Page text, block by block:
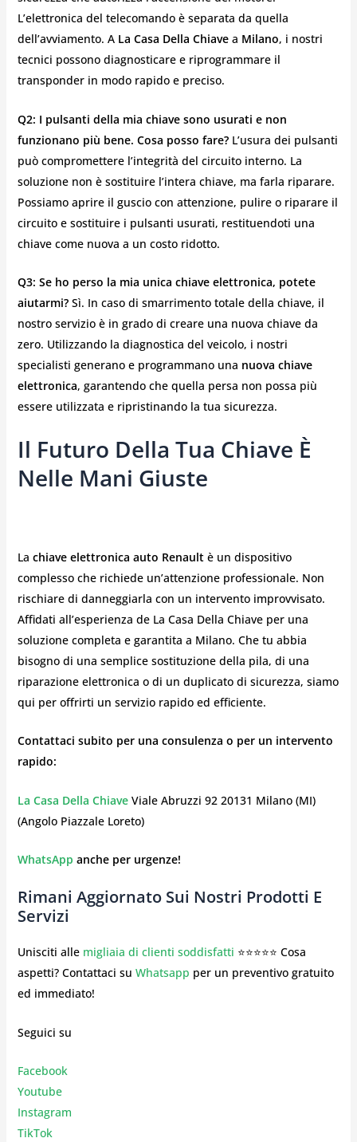
L’elettronica del telecomando è separata da quella
dell’avviamento. A La Casa Della Chiavea Milano, i nostri
tecnici possono diagnosticare e riprogrammare il
transponder in modo rapido e preciso.
Q2: I pulsanti della mia chiave sono usurati e non
funzionano più bene. Cosa posso fare?L’usura dei pulsanti
può compromettere l’integrità del circuito interno. La
soluzione non è sostituire l’intera chiave, ma farla riparare.
Possiamo aprire il guscio con attenzione, pulire o riparare il
circuito e sostituire i pulsanti usurati, restituendoti una
chiave come nuova a un costo ridotto.
Q3: Se ho perso la mia unica chiave elettronica, potete
aiutarmi?Sì. In caso di smarrimento totale della chiave, il
nostro servizio è in grado di creare una nuova chiave da
zero. Utilizzando la diagnostica del veicolo, i nostri
specialisti generano e programmano una nuova chiave
elettronica, garantendo che quella persa non possa più
essere utilizzata e ripristinando la tua sicurezza.
Il Futuro Della Tua Chiave È
Nelle Mani Giuste
La chiave elettronica auto Renaultè un dispositivo
complesso che richiede un’attenzione professionale. Non
rischiare di danneggiarla con un intervento improvvisato.
Affidati all’esperienza de La Casa Della Chiave per una
soluzione completa e garantita a Milano. Che tu abbia
bisogno di una semplice sostituzione della pila, di una
riparazione elettronica o di un duplicato di sicurezza, siamo
qui per offrirti un servizio rapido ed efficiente.
Contattaci subito per una consulenza o per un intervento
rapido:
La Casa Della ChiaveViale Abruzzi 92 20131 Milano (MI)
(Angolo Piazzale Loreto)
WhatsApp anche per urgenze!
Rimani Aggiornato Sui Nostri Prodotti E
Servizi
Unisciti alle migliaia di clienti soddisfatti ⭐⭐⭐⭐⭐ Cosa
aspetti? Contattaci su Whatsapp per un preventivo gratuito
ed immediato!
Seguici su
Facebook
Youtube
Instagram
TikTok